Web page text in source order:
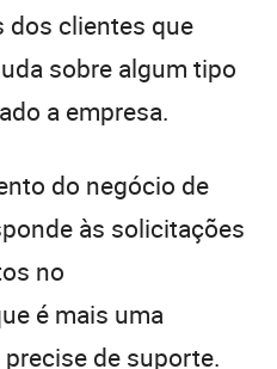
dos clientes que
sobre algum tipo
a empresa.
do negócio de
às solicitações
no
é mais uma
de suporte.